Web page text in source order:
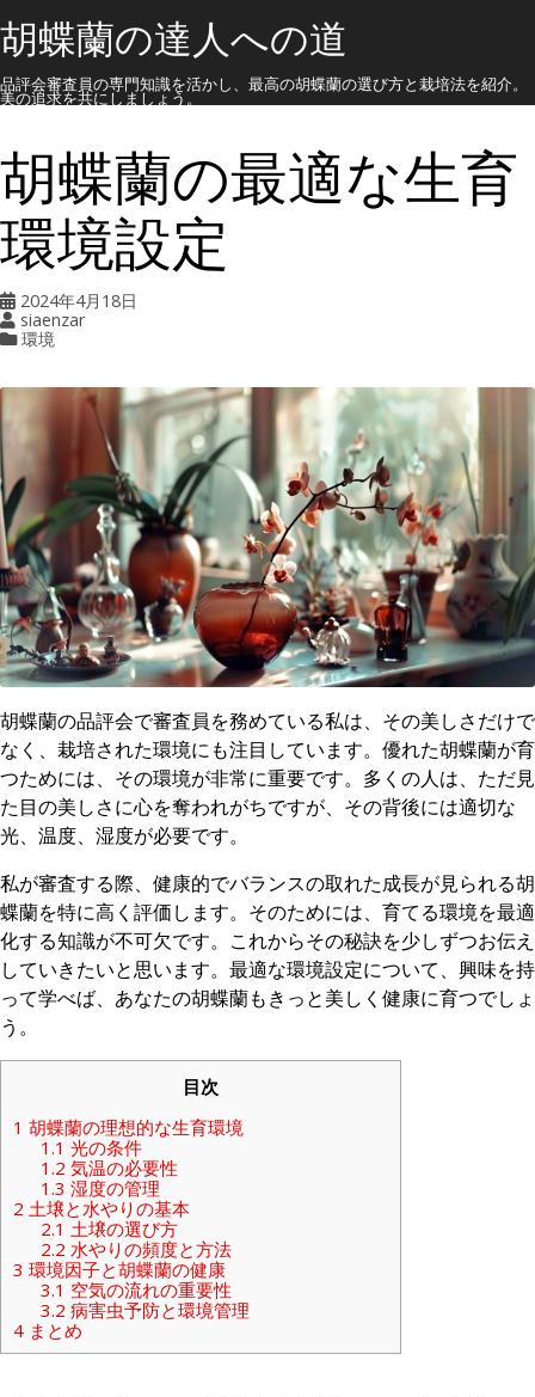
胡蝶蘭の達人への道
品評会審査員の専門知識を活かし、最高の胡蝶蘭の選び方と栽培法を紹介。
美の追求を共にしましょう。
胡蝶蘭の最適な生育
環境設定
2024年4月18日
siaenzar
環境
胡蝶蘭の品評会で審査員を務めている私は、その美しさだけで
なく、栽培された環境にも注目しています。優れた胡蝶蘭が育
つためには、その環境が非常に重要です。多くの人は、ただ見
た目の美しさに心を奪われがちですが、その背後には適切な
光、温度、湿度が必要です。
私が審査する際、健康的でバランスの取れた成長が見られる胡
蝶蘭を特に高く評価します。そのためには、育てる環境を最適
化する知識が不可欠です。これからその秘訣を少しずつお伝え
していきたいと思います。最適な環境設定について、興味を持
って学べば、あなたの胡蝶蘭もきっと美しく健康に育つでしょ
う。
目次
1 胡蝶蘭の理想的な生育環境
1.1 光の条件
1.2 気温の必要性
1.3 湿度の管理
2 土壌と水やりの基本
2.1 土壌の選び方
2.2 水やりの頻度と方法
3 環境因子と胡蝶蘭の健康
3.1 空気の流れの重要性
3.2 病害虫予防と環境管理
4 まとめ